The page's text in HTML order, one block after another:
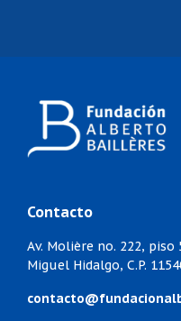
Contacto
Av. Molière no. 222, piso
Miguel Hidalgo, C.P.